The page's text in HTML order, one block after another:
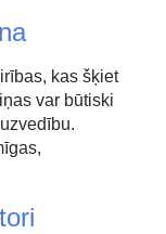
kas šķiet
var būtiski